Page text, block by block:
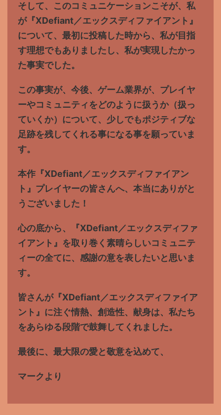
そして、このコミュニケーションこそが、私
が『XDefiant／エックスディファイアント』
について、最初に投稿した時から、私が目指
す理想でもありましたし、 私が実現したかっ
た事実でした。
この事実が、今後、ゲーム業界が、プレイヤ
ーやコミュニティをどのように扱うか（扱っ
ていくか）について、少しでもポジティブな
足跡を残してくれる事になる事を願っていま
す。
本作『XDefiant／エックスディファイアン
ト』プレイヤーの皆さんへ、本当にありがと
うございました！
心の底から、『XDefiant／エックスディファ
イアント』を取り巻く素晴らしいコミュニテ
ィーの全てに、感謝の意を表したいと思いま
す。
皆さんが『XDefiant／エックスディファイア
ント』に注ぐ情熱、創造性、献身は、私たち
をあらゆる段階で鼓舞してくれました。
最後に、最大限の愛と敬意を込めて、
マークより